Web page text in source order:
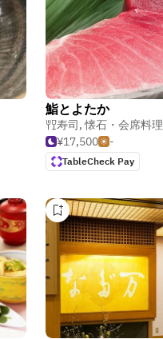
鮨とよたか
寿司,懐石・会席料理
¥17,500
-
TableCheck Pay